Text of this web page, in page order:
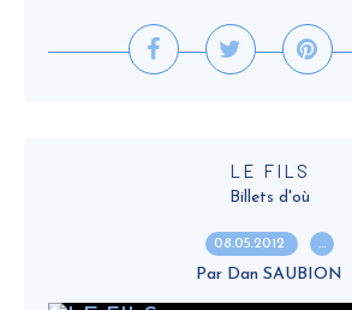
LE FILS
Billets d'où
08.05.2012 …
Par Dan SAUBION